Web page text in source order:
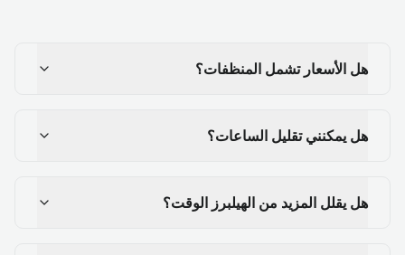
هل الأسعار تشمل المنظفات؟
هل يمكنني تقليل الساعات؟
هل يقلل المزيد من الهيلبرز الوقت؟